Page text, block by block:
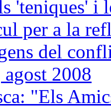
'teniques' i
per a la
del
2008
"Els